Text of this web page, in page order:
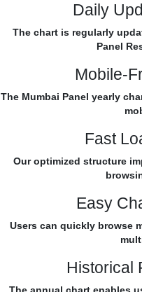
Daily
The chart is regularly
Panel
Mobile-
The Mumbai Panel yearly
Fast
Our optimized structure
Easy
Users can quickly browse
Historical